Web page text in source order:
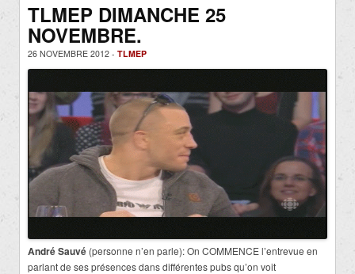
TLMEP DIMANCHE 25
NOVEMBRE.
26 NOVEMBRE 2012 - TLMEP
André Sauvé (personne n’en parle): On COMMENCE l’entrevue en
parlant de ses présences dans différentes pubs qu’on voit